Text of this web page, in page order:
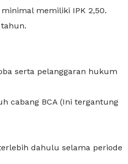
memiliki IPK 2,50.
serta pelanggaran hukum
cabang BCA (Ini tergantung
dahulu selama periode